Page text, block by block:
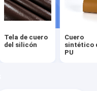
Tela de cuero
del silicón
Cuero
sintético
PU